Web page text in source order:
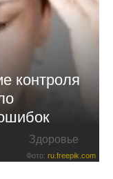
контроля
Здоровье
Фото: ru.freepik.com